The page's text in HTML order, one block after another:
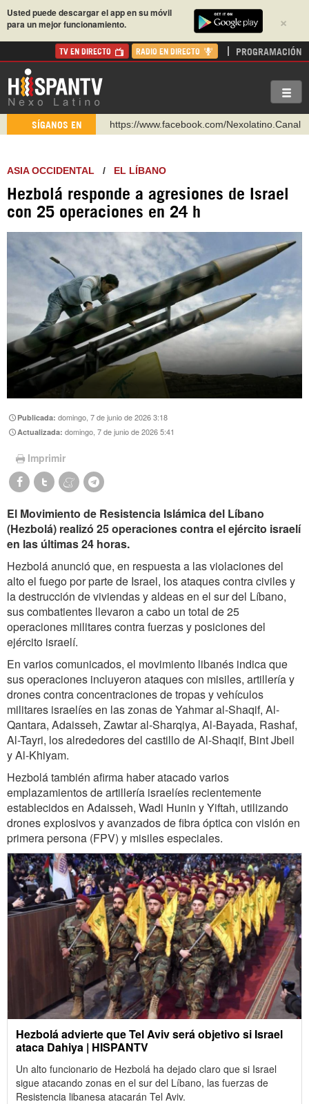
×
Usted puede descargar el app en su móvil
para un mejor funcionamiento.
TV EN DIRECTO RADIO EN DIRECTO PROGRAMACIÓN
SÍGANOS EN
https://www.facebook.com/Nexolatino.Canal
http://twitter.com/nexo_latino
https://t.me/hispantvcanal
https://urmedium.com/c/hispantv
Instagram como: hispan_tv
ASIA OCCIDENTAL / EL LÍBANO
Hezbolá responde a agresiones de Israel
con 25 operaciones en 24 h
Publicada:domingo, 7 de junio de 2026 3:18
Actualizada:domingo, 7 de junio de 2026 5:41
Imprimir
El Movimiento de Resistencia Islámica del Líbano
(Hezbolá) realizó 25 operaciones contra el ejército israelí
en las últimas 24 horas.
Hezbolá anunció que, en respuesta a las violaciones del
alto el fuego por parte de Israel, los ataques contra civiles y
la destrucción de viviendas y aldeas en el sur del Líbano,
sus combatientes llevaron a cabo un total de 25
operaciones militares contra fuerzas y posiciones del
ejército israelí.
En varios comunicados, el movimiento libanés indica que
sus operaciones incluyeron ataques con misiles, artillería y
drones contra concentraciones de tropas y vehículos
militares israelíes en las zonas de Yahmar al-Shaqif, Al-
Qantara, Adaisseh, Zawtar al-Sharqiya, Al-Bayada, Rashaf,
Al-Tayri, los alrededores del castillo de Al-Shaqif, Bint Jbeil
y Al-Khiyam.
Hezbolá también afirma haber atacado varios
emplazamientos de artillería israelíes recientemente
establecidos en Adaisseh, Wadi Hunin y Yiftah, utilizando
drones explosivos y avanzados de fibra óptica con visión en
primera persona (FPV) y misiles especiales.
Hezbolá advierte que Tel Aviv será objetivo si Israel
ataca Dahiya | HISPANTV
Un alto funcionario de Hezbolá ha dejado claro que si Israel
sigue atacando zonas en el sur del Líbano, las fuerzas de
Resistencia libanesa atacarán Tel Aviv.